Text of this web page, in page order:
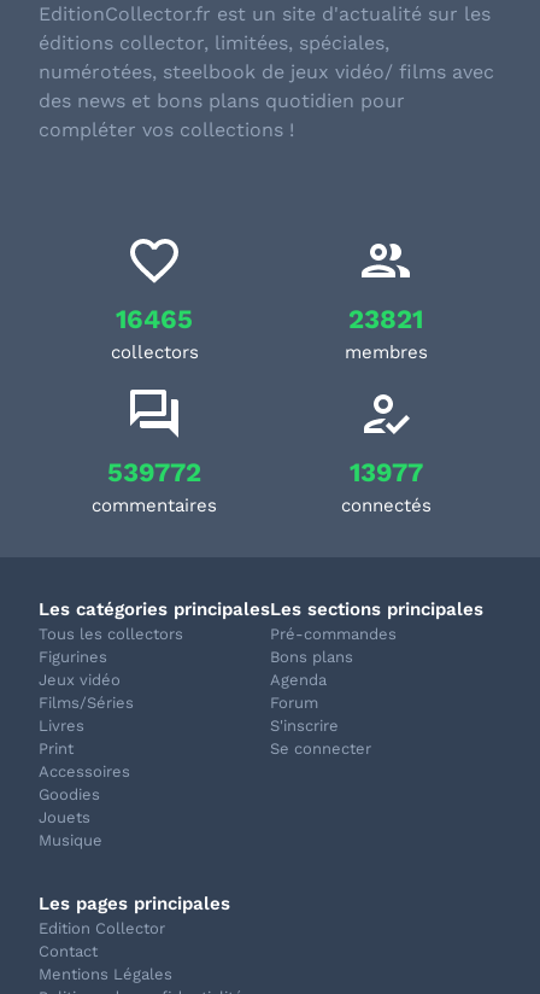
EditionCollector.fr est un site d'actualité sur les
éditions collector, limitées, spéciales,
numérotées, steelbook de jeux vidéo/ films avec
des news et bons plans quotidien pour
compléter vos collections !
16465
collectors
23821
membres
539772
commentaires
13977
connectés
Les catégories principales
Tous les collectors
Figurines
Jeux vidéo
Films/Séries
Livres
Print
Accessoires
Goodies
Jouets
Musique
Les sections principales
Pré-commandes
Bons plans
Agenda
Forum
S'inscrire
Se connecter
Les pages principales
Edition Collector
Contact
Mentions Légales